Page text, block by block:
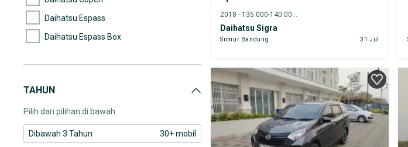
Daihatsu Espass
Daihatsu Espass Box
Daihatsu Gran Max MB
TAHUN
Pilih dari pilihan di bawah
Dibawah 3 Tahun 30+ mobil
2018 - 135.000-140.000 km
Daihatsu Sigra
Sumur Bandung 31 Jul